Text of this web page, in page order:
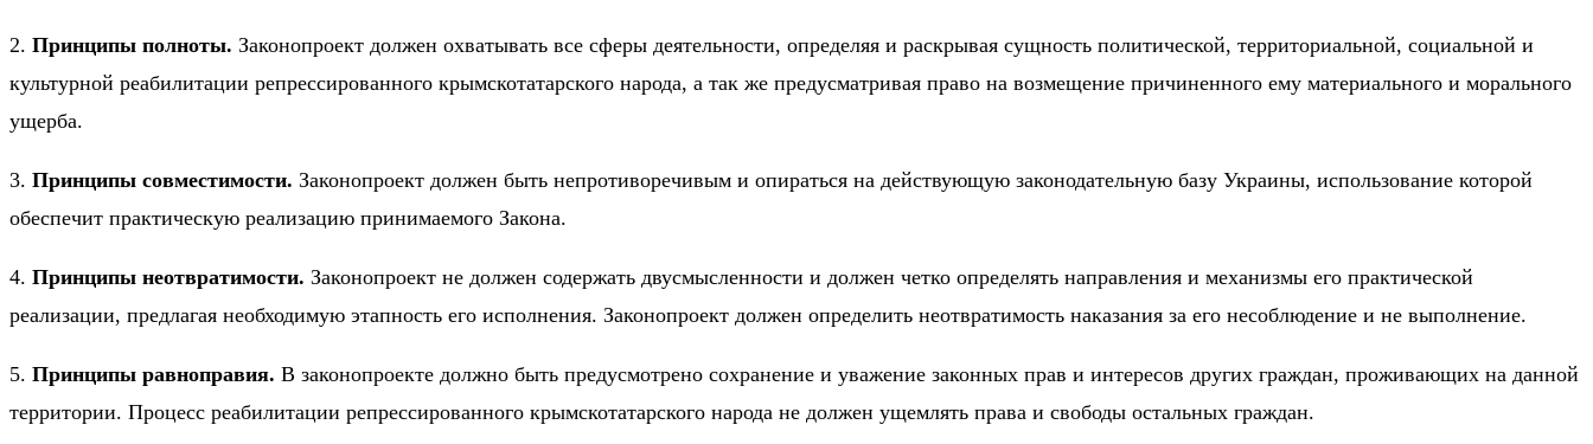
2. Принципы полноты. Законопроект должен охватывать все сферы деятельности, определяя и раскрывая сущность политической, территориальной, социальной и
культурной реабилитации репрессированного крымскотатарского народа, а так же предусматривая право на возмещение причиненного ему материального и морального
ущерба.
3. Принципы совместимости. Законопроект должен быть непротиворечивым и опираться на действующую законодательную базу Украины, использование которой
обеспечит практическую реализацию принимаемого Закона.
4. Принципы неотвратимости. Законопроект не должен содержать двусмысленности и должен четко определять направления и механизмы его практической
реализации, предлагая необходимую этапность его исполнения. Законопроект должен определить неотвратимость наказания за его несоблюдение и не выполнение.
5. Принципы равноправия. В законопроекте должно быть предусмотрено сохранение и уважение законных прав и интересов других граждан, проживающих на данной
территории. Процесс реабилитации репрессированного крымскотатарского народа не должен ущемлять права и свободы остальных граждан.